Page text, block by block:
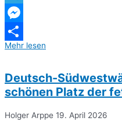
Telegram
Messenger
Teilen
Mehr lesen
Deutsch-
schönen Platz der
Holger Arppe 19. April 2026